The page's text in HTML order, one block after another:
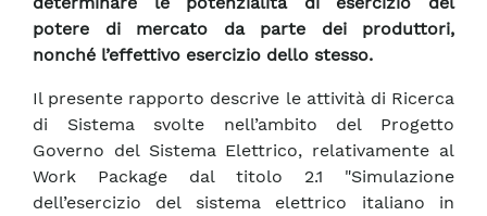
potere di mercato da parte dei produttori,
nonché l’effettivo esercizio dello stesso.
Il presente rapporto descrive le attività di Ricerca
di Sistema svolte nell’ambito del Progetto
Governo del Sistema Elettrico, relativamente al
Work Package dal titolo 2.1 "Simulazione
dell’esercizio del sistema elettrico italiano in